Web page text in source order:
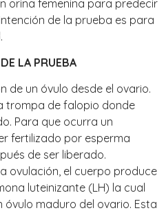
orina femenina para predecir
de la prueba es para
LA PRUEBA
de un óvulo desde el ovario.
trompa de falopio donde
Para que ocurra un
fertilizado por esperma
de ser liberado.
ovulación, el cuerpo produce
luteinizante (LH) la cual
maduro del ovario. Esta